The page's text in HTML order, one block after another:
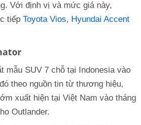
Với định vị và mức giá này,
tiếp Toyota Vios, Hyundai Accent
mẫu SUV 7 chỗ tại Indonesia vào
theo nguồn tin từ thương hiệu,
xuất hiện tại Việt Nam vào tháng
Outlander.